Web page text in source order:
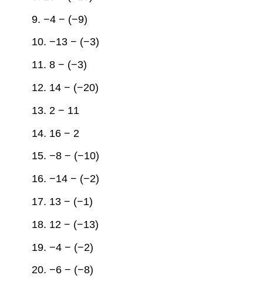
9. −4 − (−9)
10. −13 − (−3)
11. 8 − (−3)
12. 14 − (−20)
13. 2 − 11
14. 16 − 2
15. −8 − (−10)
16. −14 − (−2)
17. 13 − (−1)
18. 12 − (−13)
19. −4 − (−2)
20. −6 − (−8)